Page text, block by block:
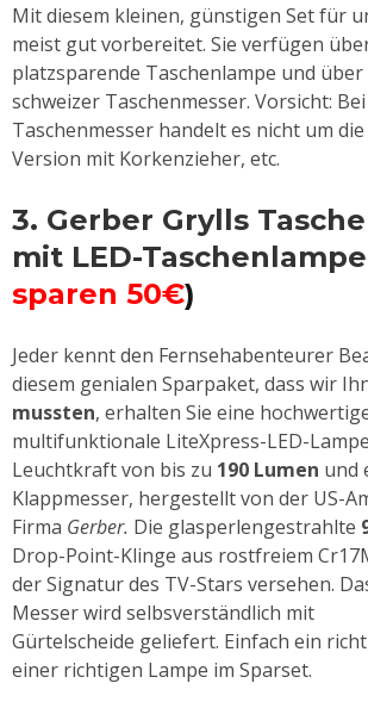
Mit diesem kleinen, günstigen Set für
meist gut vorbereitet. Sie verfügen
platzsparende Taschenlampe und über
schweizer Taschenmesser. Vorsicht:
Taschenmesser handelt es nicht um
Version mit Korkenzieher, etc.
3. Gerber Grylls
mit LED-Taschenlampe
sparen 50€)
Jeder kennt den Fernsehabenteurer
diesem genialen Sparpaket, dass wir
mussten, erhalten Sie eine
multifunktionale LiteXpress-LED-
Leuchtkraft von bis zu 190 Lumen und
Klappmesser, hergestellt von der US-
Firma Gerber. Die glasperlengestrahlte
Drop-Point-Klinge aus rostfreiem
der Signatur des TV-Stars versehen.
Messer wird selbsverständlich mit
Gürtelscheide geliefert. Einfach ein
einer richtigen Lampe im Sparset.